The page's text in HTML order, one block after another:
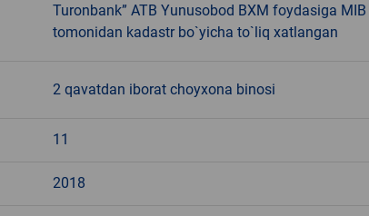
Turonbank” ATB Yunusobod BXM foydasiga MIB
tomonidan kadastr bo`yicha to`liq xatlangan
2 qavatdan iborat choyxona binosi
11
2018